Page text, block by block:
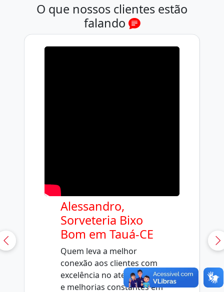
O que nossos clientes estão
falando
Alessandro,
Sorveteria Bixo
Bom em Tauá-CE
Quem leva a melhor
conexão aos clientes com
excelência no atendimento
e melhorias constantes em